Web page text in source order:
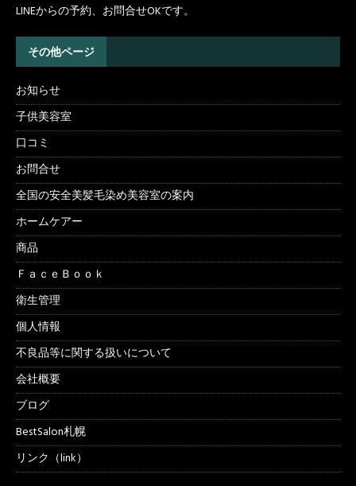
LINEからの予約、お問合せOKです。
その他ページ
お知らせ
子供美容室
口コミ
お問合せ
全国の安全美髪毛染め美容室の案内
ホームケアー
商品
ＦａｃｅＢｏｏｋ
衛生管理
個人情報
不良品等に関する扱いについて
会社概要
ブログ
BestSalon札幌
リンク（link）